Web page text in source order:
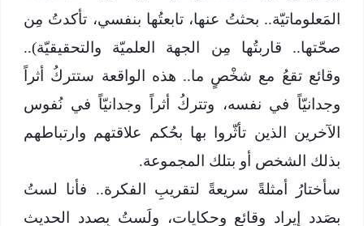
المَعلوماتيّة.. بحثتُ عنها، تابعتُها بنفسي، تأكدتُ مِن
صحّتها.. قاربتُها مِن الجهة العلميّة والتحقيقيّة)..
وقائع تقعُ مع شخْصٍ ما.. هذه الواقعة ستتركُ أثراً
وجدانيّاً في نفسه، وتتركُ أثراً وجدانيّاً في نُفوس
الآخرين الذين تأثّروا بها بحُكم علاقتهم وارتباطهم
بذلك الشخص أو بتلك المجموعة.
سأختارُ أمثلةً سريعةً لتقريبِ الفكرة.. فأنا لستُ
بصَدد إيراد وقائع وحكايات، ولَستُ بِصدد الحديث